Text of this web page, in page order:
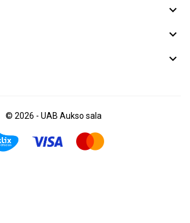



© 2026 - UAB Aukso sala